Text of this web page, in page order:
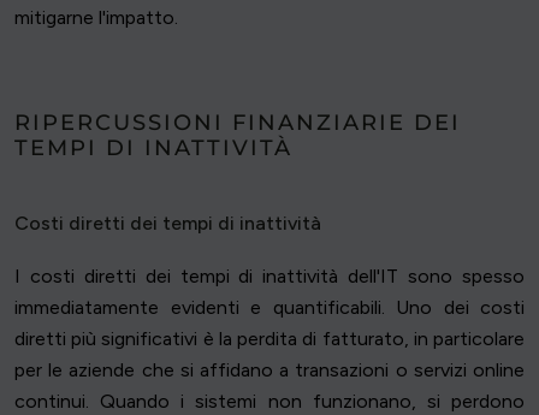
mitigarne l'impatto.
RIPERCUSSIONI FINANZIARIE DEI
TEMPI DI INATTIVITÀ
Costi diretti dei tempi di inattività
I costi diretti dei tempi di inattività dell'IT sono spesso
immediatamente evidenti e quantificabili. Uno dei costi
diretti più significativi è la perdita di fatturato, in particolare
per le aziende che si affidano a transazioni o servizi online
continui. Quando i sistemi non funzionano, si perdono